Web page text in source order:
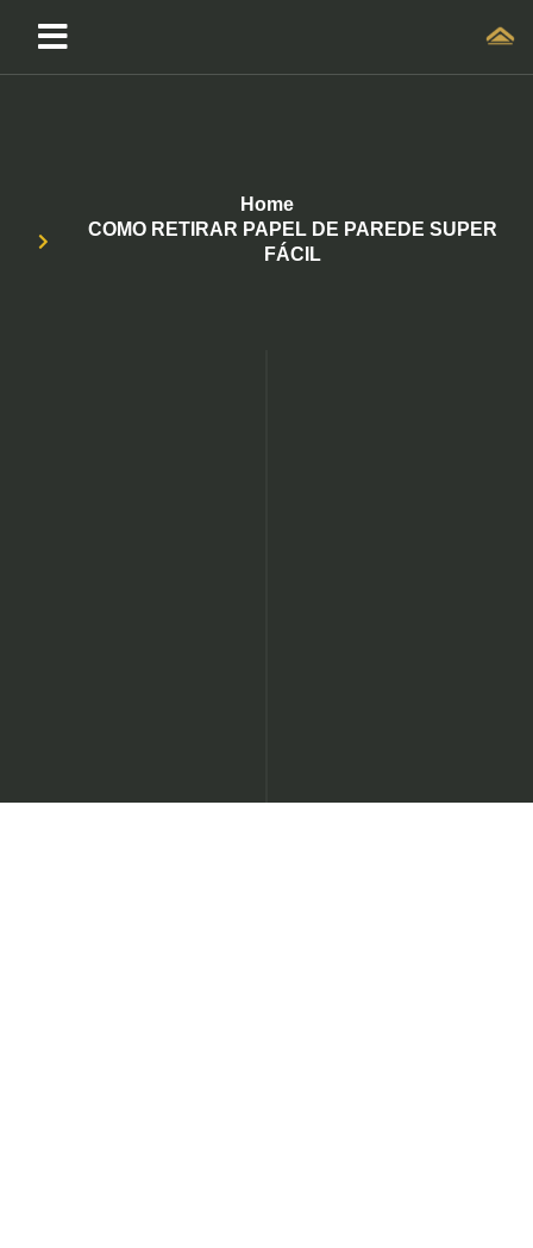
Home
COMO RETIRAR PAPEL DE PAREDE SUPER
FÁCIL